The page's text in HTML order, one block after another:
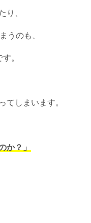
り、
うのも、
。
てしまいます。
か？」